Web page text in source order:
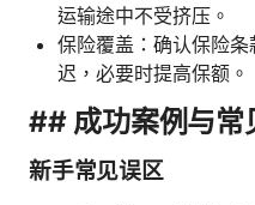
运输途中不受挤压。
保险覆盖：确认保险
迟，必要时提高保额。
## 成功案例与常
新手常见误区